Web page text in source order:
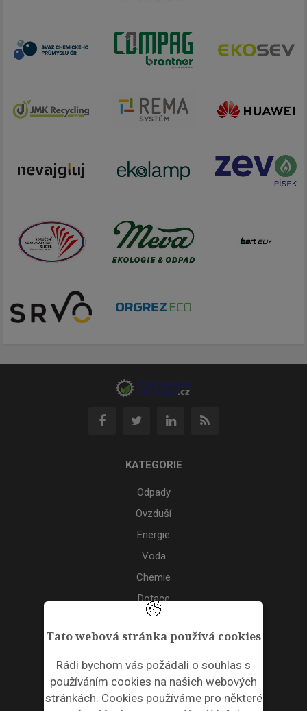
Tato webová stránka používá cookies
Rádi bychom vás požádali o souhlas s
používáním cookies na našich webových
stránkách. Cookies používáme pro některé
KATEGORIE
Odpady
Ovzduší
Energie
Voda
Chemie
Dotace
Akce
ODPADNÍ PLASTY